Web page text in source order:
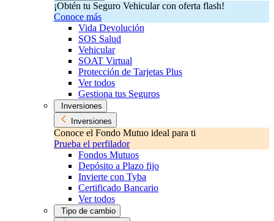
¡Obtén tu Seguro Vehicular con oferta flash!
Conoce más
Vida Devolución
SOS Salud
Vehicular
SOAT Virtual
Protección de Tarjetas Plus
Ver todos
Gestiona tus Seguros
Inversiones
Inversiones
Conoce el Fondo Mutuo ideal para ti
Prueba el perfilador
Fondos Mutuos
Depósito a Plazo fijo
Invierte con Tyba
Certificado Bancario
Ver todos
Tipo de cambio